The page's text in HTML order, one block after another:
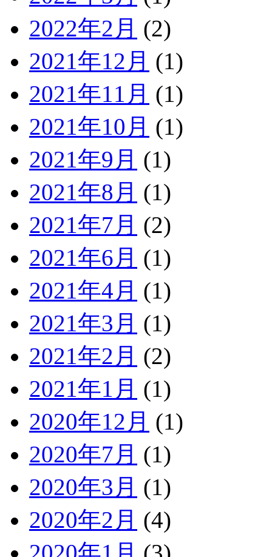
2022年2月 (2)
2021年12月 (1)
2021年11月 (1)
2021年10月 (1)
2021年9月 (1)
2021年8月 (1)
2021年7月 (2)
2021年6月 (1)
2021年4月 (1)
2021年3月 (1)
2021年2月 (2)
2021年1月 (1)
2020年12月 (1)
2020年7月 (1)
2020年3月 (1)
2020年2月 (4)